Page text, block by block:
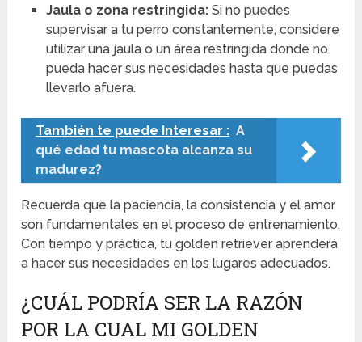
Jaula o zona restringida:Si no puedes
supervisar a tu perro constantemente, considere
utilizar una jaula o un área restringida donde no
pueda hacer sus necesidades hasta que puedas
llevarlo afuera.
También te puede Interesar : A
qué edad tu mascota alcanza su
madurez?
Recuerda que la paciencia, la consistencia y el amor
son fundamentales en el proceso de entrenamiento.
Con tiempo y práctica, tu golden retriever aprenderá
a hacer sus necesidades en los lugares adecuados.
¿CUÁL PODRÍA SER LA RAZÓN
POR LA CUAL MI GOLDEN